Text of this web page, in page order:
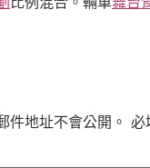
件地址不會公開。 必